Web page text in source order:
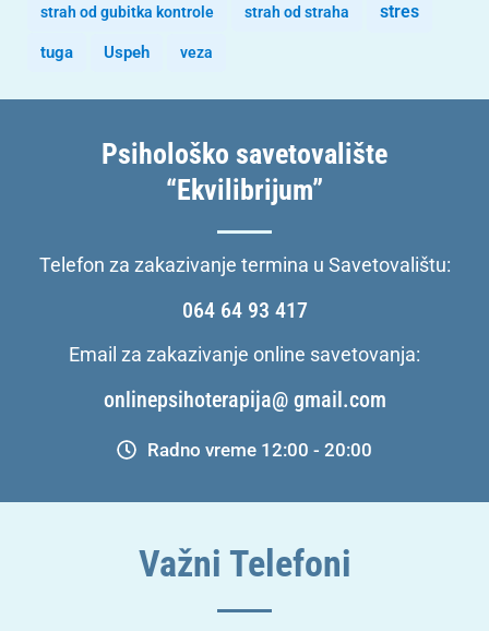
strah od gubitka kontrole strah od straha stres
tuga Uspeh veza
Psihološko savetovalište
“Ekvilibrijum”
Telefon za zakazivanje termina u Savetovalištu:
064 64 93 417
Email za zakazivanje online savetovanja:
onlinepsihoterapija@ gmail.com
Radno vreme 12:00 - 20:00
Važni Telefoni